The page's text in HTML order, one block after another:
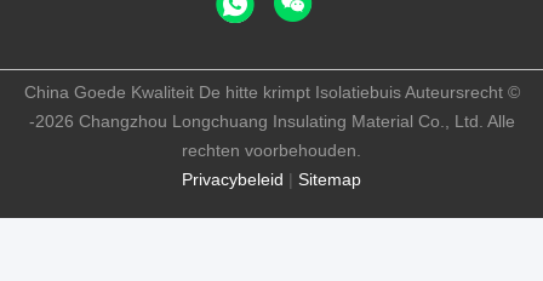
Privacybeleid | Sitemap
China Goede Kwaliteit De hitte krimpt Isolatiebuis Auteursrecht ©
-2026 Changzhou Longchuang Insulating Material Co., Ltd. Alle
rechten voorbehouden.